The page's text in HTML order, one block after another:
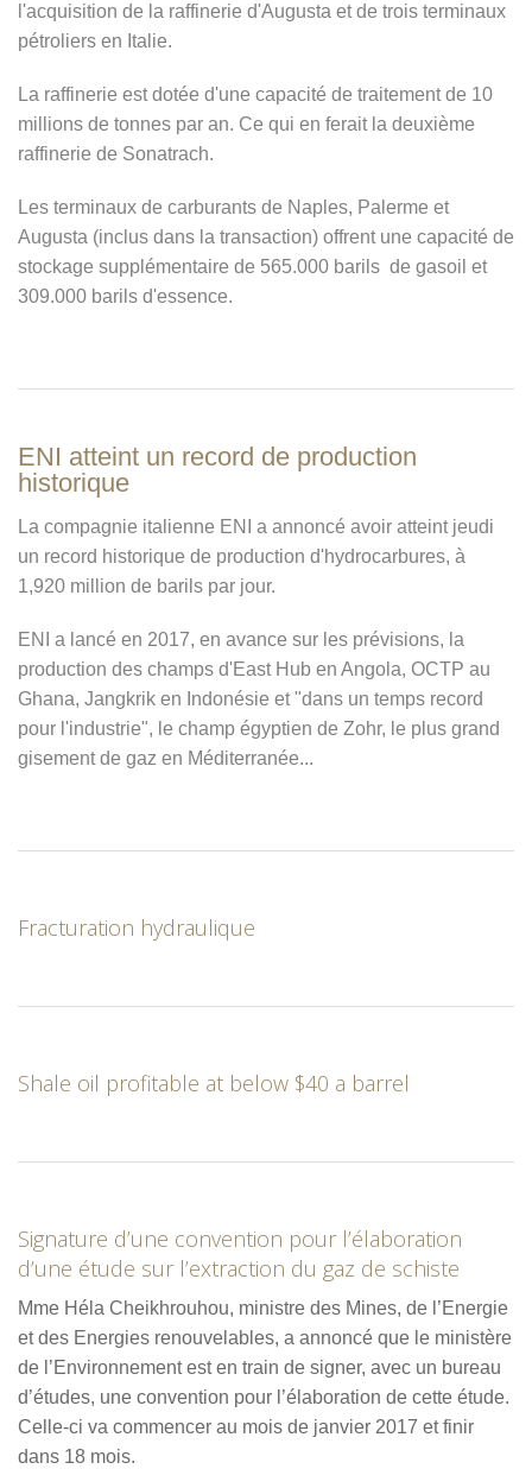
l'acquisition de la raffinerie d'Augusta et de trois terminaux
pétroliers en Italie.
La raffinerie est dotée d'une capacité de traitement de 10
millions de tonnes par an. Ce qui en ferait la deuxième
raffinerie de Sonatrach.
Les terminaux de carburants de Naples, Palerme et
Augusta (inclus dans la transaction) offrent une capacité de
stockage supplémentaire de 565.000 barils de gasoil et
309.000 barils d'essence.
ENI atteint un record de production
historique
La compagnie italienne ENI a annoncé avoir atteint jeudi
un record historique de production d'hydrocarbures, à
1,920 million de barils par jour.
ENI a lancé en 2017, en avance sur les prévisions, la
production des champs d'East Hub en Angola, OCTP au
Ghana, Jangkrik en Indonésie et "dans un temps record
pour l'industrie", le champ égyptien de Zohr, le plus grand
gisement de gaz en Méditerranée...
Fracturation hydraulique
Shale oil profitable at below $40 a barrel
Signature d’une convention pour l’élaboration
d’une étude sur l’extraction du gaz de schiste
Mme Héla Cheikhrouhou, ministre des Mines, de l’Energie
et des Energies renouvelables, a annoncé que le ministère
de l’Environnement est en train de signer, avec un bureau
d’études, une convention pour l’élaboration de cette étude.
Celle-ci va commencer au mois de janvier 2017 et finir
dans 18 mois.